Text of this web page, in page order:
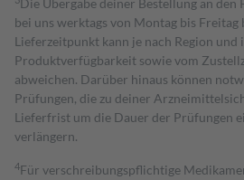
Die Übergabe deiner Bestellung an
bei uns werktags von Montag bis Freitag
Lieferzeitpunkt kann je nach Region und
Produktverfügbarkeit sowie vom
abweichen. Darüber hinaus können
Prüfungen, die zu deiner
Lieferfrist um die Dauer der Prüfungen
verlängern.
4Für verschreibungspflichtige